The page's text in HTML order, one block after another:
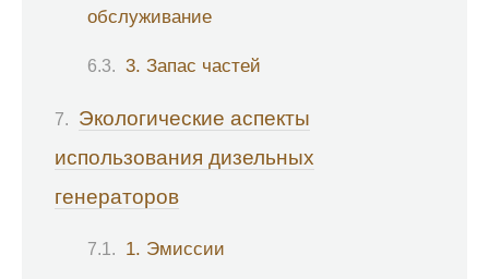
обслуживание
3. Запас частей
Экологические аспекты
использования дизельных
генераторов
1. Эмиссии